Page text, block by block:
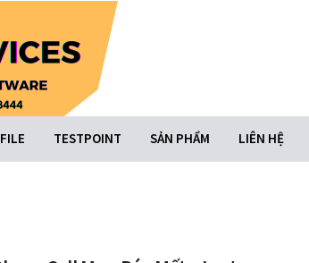
TESTPOINT SẢN PHẨM LIÊN HỆ